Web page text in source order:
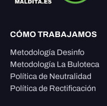
CÓMO TRABAJAMOS
Metodología Desinfo
Metodología La Buloteca
Política de Neutralidad
Política de Rectificación